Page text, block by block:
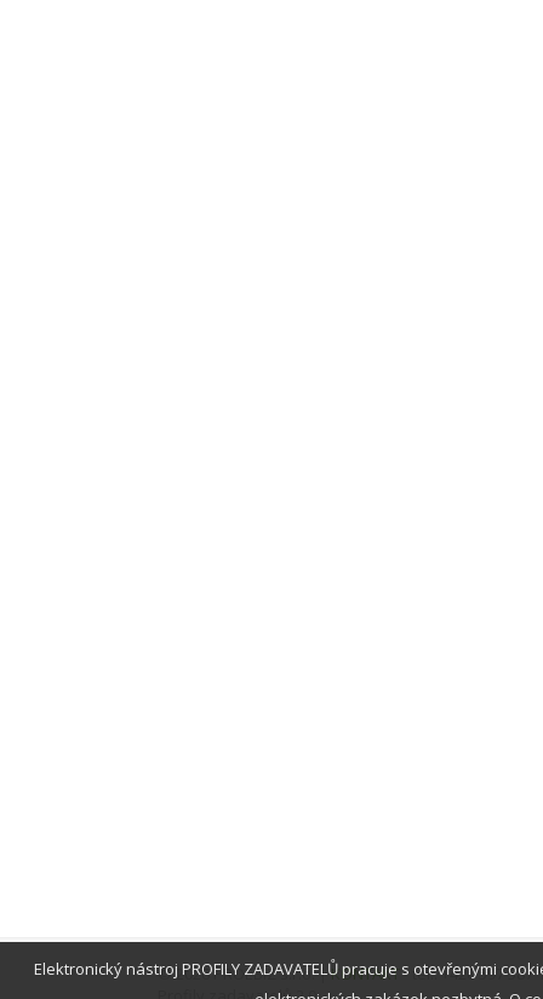
© 2026 PROEBIZ s.r.o. |KONTAKT - tel.: +420 597
Elektronický nástroj PROFILY ZADAVATELŮ pracuje s otevřenými